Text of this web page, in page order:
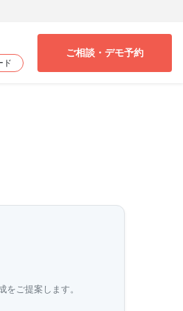
ド
ご相談・デモ予約
をご提案します。